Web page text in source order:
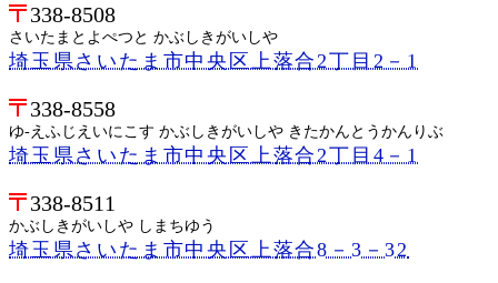
338-8508
さいたまとよぺつと かぶしきがいしや
埼玉県さいたま市中央区上落合2丁目2－1
338-8558
ゆ-えふじえいにこす かぶしきがいしや きたかんとうかんりぶ
埼玉県さいたま市中央区上落合2丁目4－1
338-8511
かぶしきがいしや しまちゆう
埼玉県さいたま市中央区上落合8－3－32